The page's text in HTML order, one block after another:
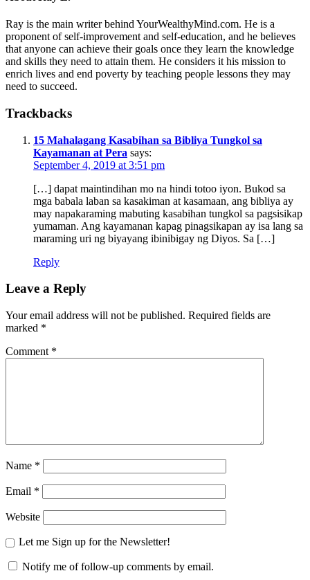
Ray is the main writer behind YourWealthyMind.com. He is a
proponent of self-improvement and self-education, and he believes
that anyone can achieve their goals once they learn the knowledge
and skills they need to attain them. He considers it his mission to
enrich lives and end poverty by teaching people lessons they may
need to succeed.
Trackbacks
15 Mahalagang Kasabihan sa Bibliya Tungkol sa
Kayamanan at Pera says:
September 4, 2019 at 3:51 pm
[…] dapat maintindihan mo na hindi totoo iyon. Bukod sa
mga babala laban sa kasakiman at kasamaan, ang bibliya ay
may napakaraming mabuting kasabihan tungkol sa pagsisikap
yumaman. Ang kayamanan kapag pinagsikapan ay isa lang sa
maraming uri ng biyayang ibinibigay ng Diyos. Sa […]
Reply
Leave a Reply
Your email address will not be published. Required fields are
marked *
Comment *
Name *
Email *
Website
Let me Sign up for the Newsletter!
Notify me of follow-up comments by email.